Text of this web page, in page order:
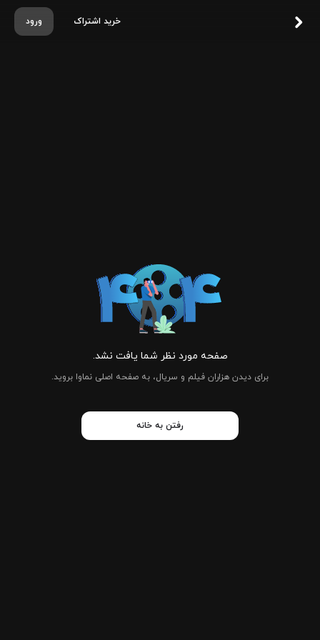
ورود خرید اشتراک
صفحه مورد نظر شما یافت نشد.
برای دیدن هزاران فیلم و سریال، به صفحه اصلی نماوا بروید.
رفتن به خانه